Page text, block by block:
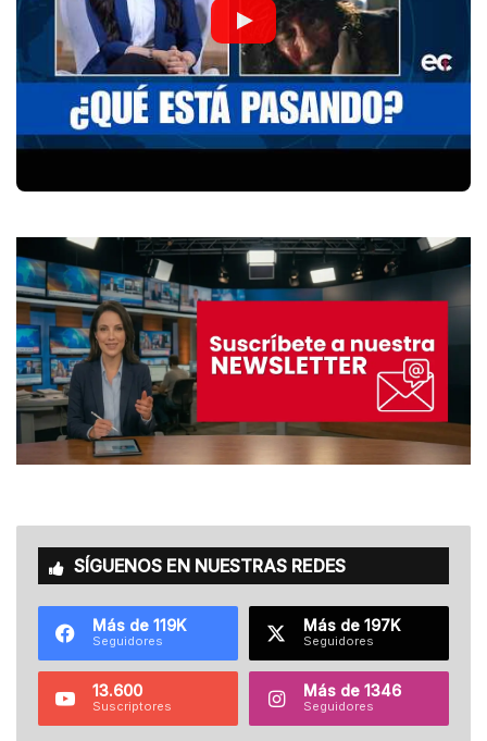
SÍGUENOS EN NUESTRAS REDES
Más de 119K
Seguidores
Más de 197K
Seguidores
13.600
Suscriptores
Más de 1346
Seguidores